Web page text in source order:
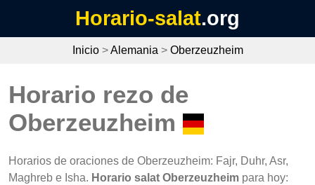
Horario-salat.org
Inicio>Alemania > Oberzeuzheim
Horario rezo de
Oberzeuzheim
Horarios de oraciones de Oberzeuzheim: Fajr, Duhr, Asr,
Maghreb e Isha. Horario salat Oberzeuzheim para hoy: